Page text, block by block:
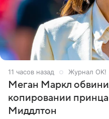
11 часов назад Журнал OK!
Меган Маркл
копировании
Миддлтон